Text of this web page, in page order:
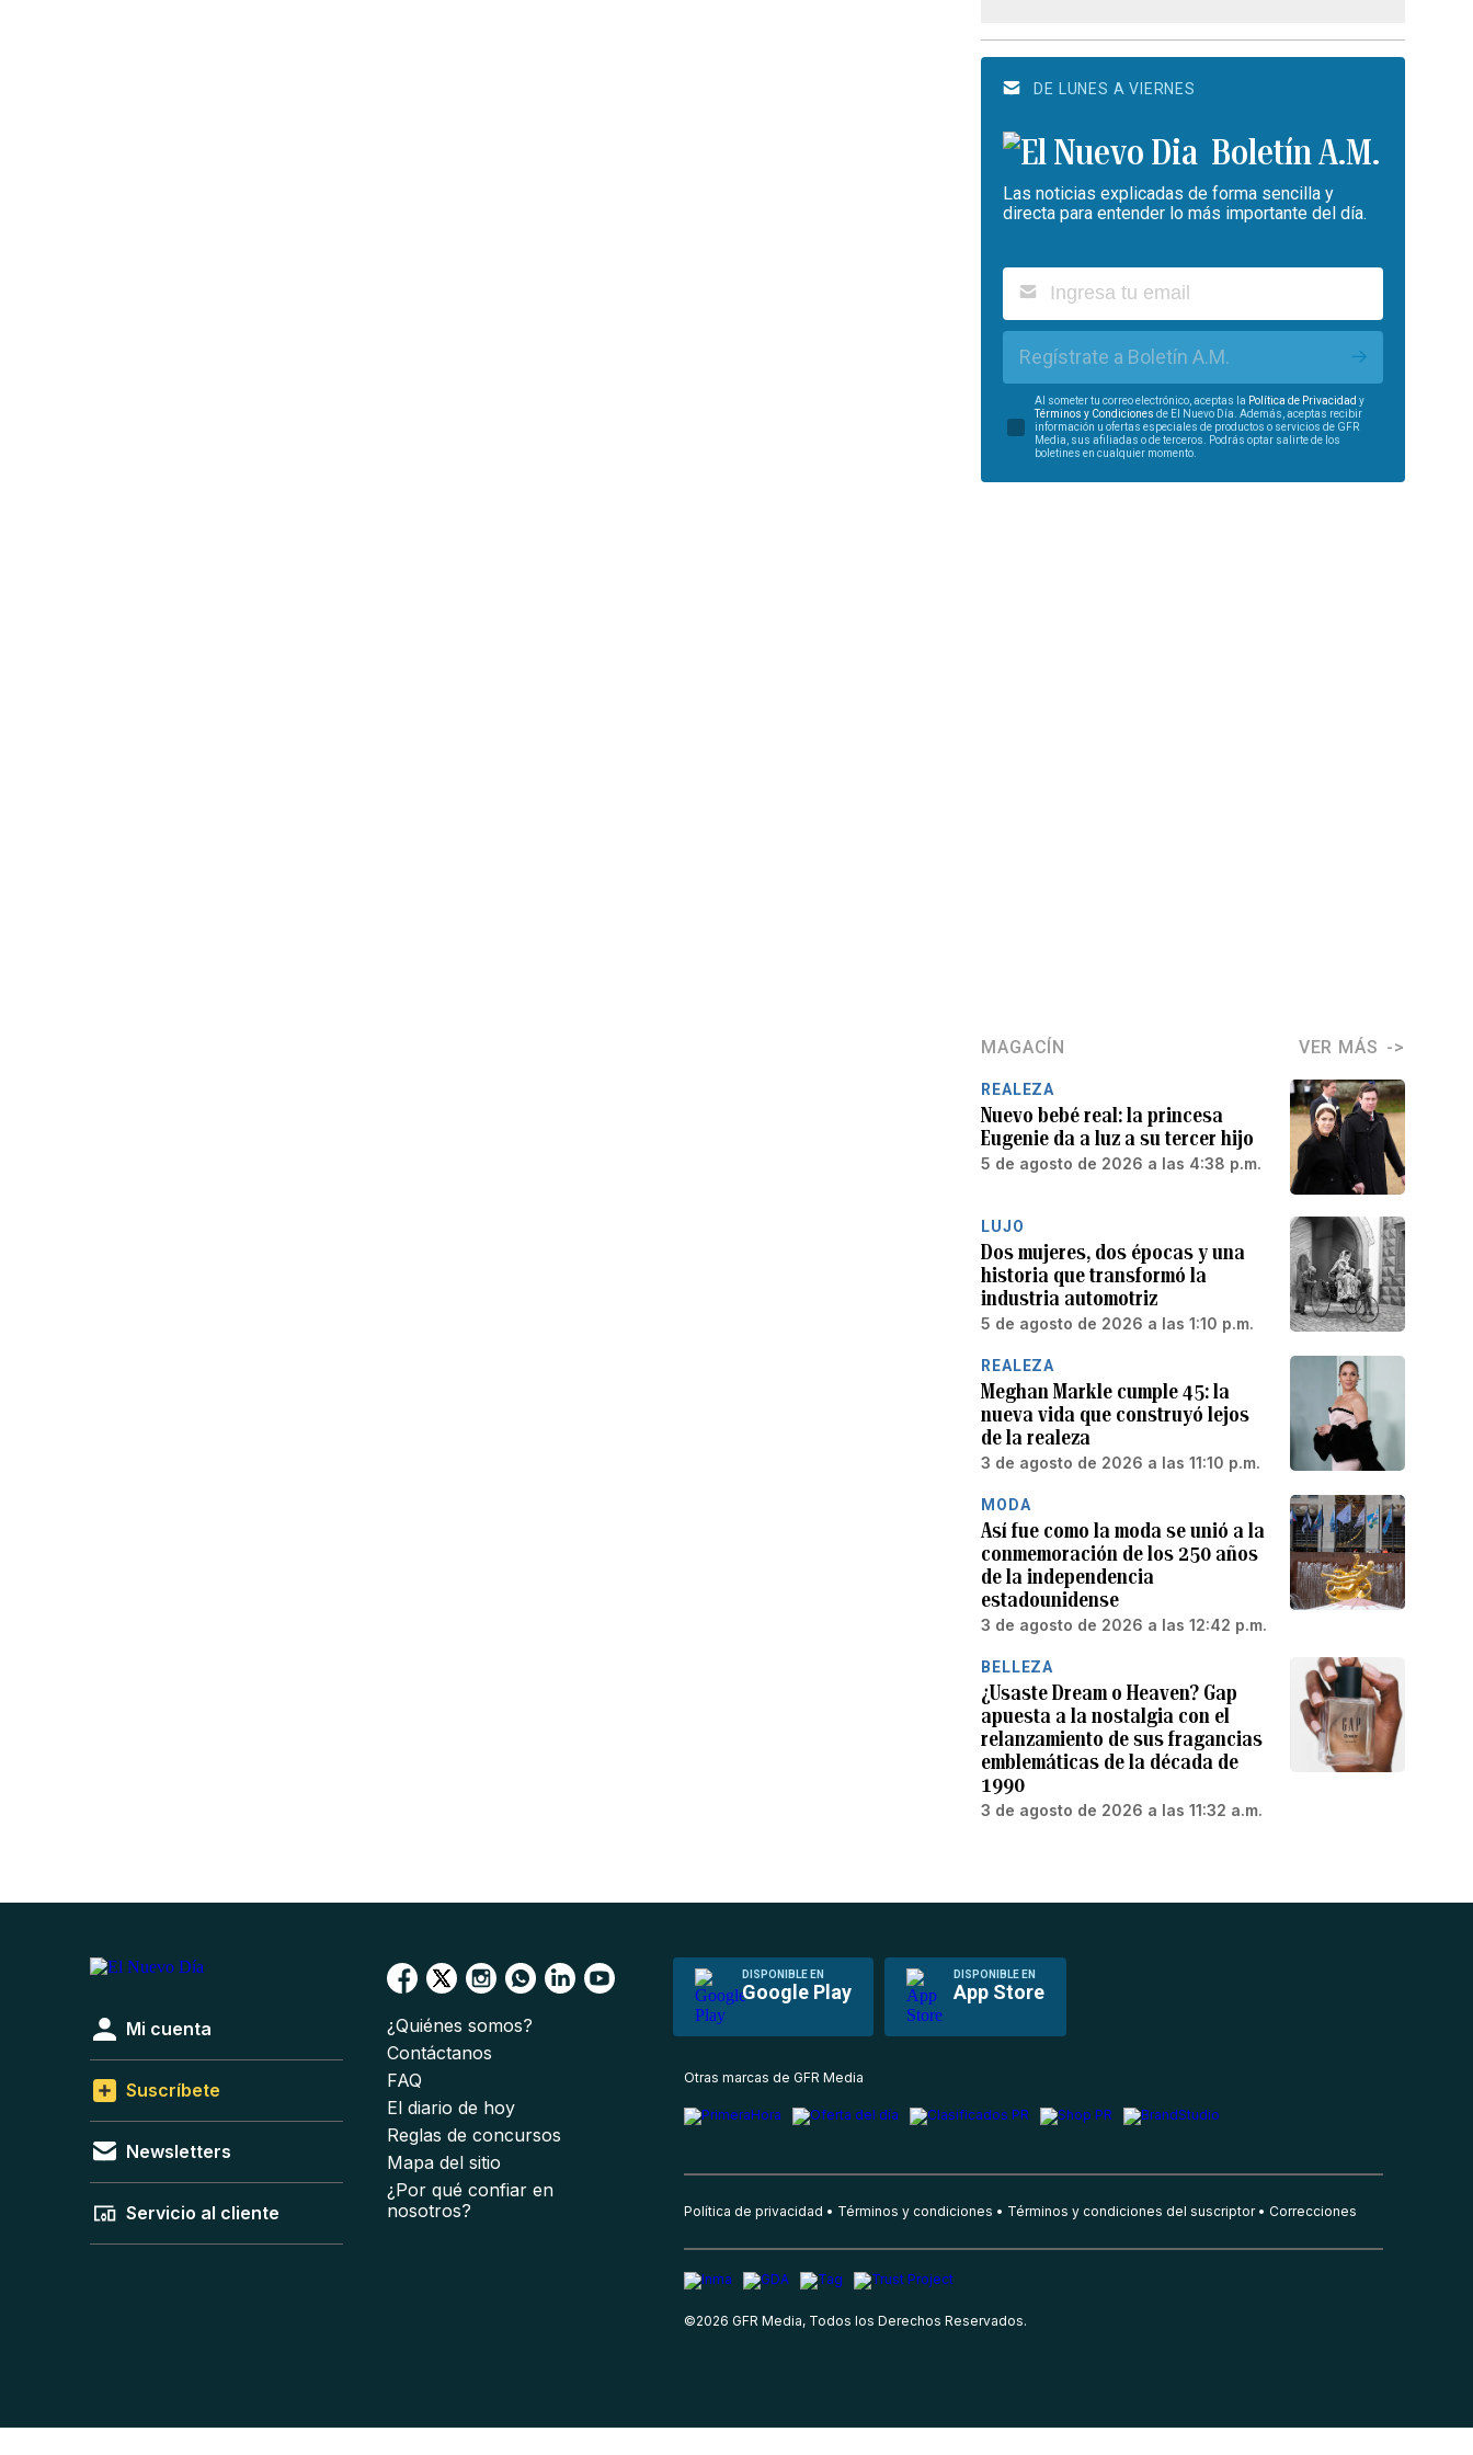
DE LUNES A VIERNES
Boletín A.M.
Las noticias explicadas de forma sencilla y
directa para entender lo más importante del día.
Regístrate a Boletín A.M.
Al someter tu correo electrónico, aceptas la Política de Privacidad y
Términos y Condiciones de El Nuevo Día. Además, aceptas recibir
información u ofertas especiales de productos o servicios de GFR
Media, sus afiliadas o de terceros. Podrás optar salirte de los
boletines en cualquier momento.
MAGACÍN VER MÁS
REALEZA
Nuevo bebé real: la princesa
Eugenie da a luz a su tercer hijo
5 de agosto de 2026 a las 4:38 p.m.
LUJO
Dos mujeres, dos épocas y una
historia que transformó la
industria automotriz
5 de agosto de 2026 a las 1:10 p.m.
REALEZA
Meghan Markle cumple 45: la
nueva vida que construyó lejos
de la realeza
3 de agosto de 2026 a las 11:10 p.m.
MODA
Así fue como la moda se unió a la
conmemoración de los 250 años
de la independencia
estadounidense
3 de agosto de 2026 a las 12:42 p.m.
BELLEZA
¿Usaste Dream o Heaven? Gap
apuesta a la nostalgia con el
relanzamiento de sus fragancias
emblemáticas de la década de
1990
3 de agosto de 2026 a las 11:32 a.m.
DISPONIBLE EN
Google Play
DISPONIBLE EN
App Store
Mi cuenta
Suscríbete
Newsletters
Servicio al cliente
¿Quiénes somos?
Contáctanos
FAQ
El diario de hoy
Reglas de concursos
Mapa del sitio
¿Por qué confiar en
nosotros?
Otras marcas de GFR Media
Política de privacidad Términos y condiciones Términos y condiciones del suscriptor Correcciones
©2026 GFR Media, Todos los Derechos Reservados.